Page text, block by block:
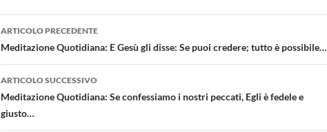
Navigazione
articolo
ARTICOLO PRECEDENTE
Meditazione Quotidiana: E Gesù gli disse: Se puoi credere; tutto è possibile…
ARTICOLO SUCCESSIVO
Meditazione Quotidiana: Se confessiamo i nostri peccati, Egli è fedele e
giusto…